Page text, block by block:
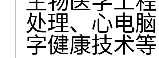
处理、心电
字健康技术等